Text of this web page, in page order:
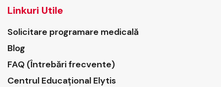
Linkuri Utile
Solicitare programare medicală
Blog
FAQ (Întrebări frecvente)
Centrul Educațional Elytis